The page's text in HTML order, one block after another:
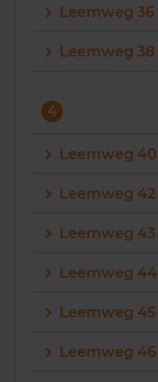
Leemweg 36
Leemweg 38
4
Leemweg 40
Leemweg 42
Leemweg 43
Leemweg 44
Leemweg 45
Leemweg 46